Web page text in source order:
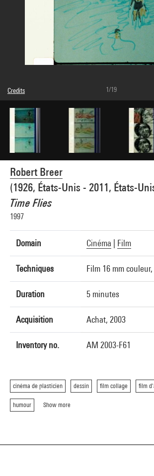
Robert Breer
(1926, États-Unis - 2011, États-
Time Flies
1997
Domain Cinéma Film
Techniques Film 16 mm
Duration 5 minutes
Acquisition Achat, 2003
Inventory no. AM 2003-F61
cinéma de plasticien dessin film collage film
humour Show more
Credits
Caption : Photogrammes
© Kate Flax
Photo credits : Centre Pompidou, MNAM-CCI/Hervé
Image reference : 4N64712
Image presentation :
GrandPalaisRmnPhoto
1/19